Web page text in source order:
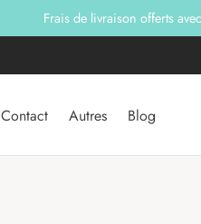
Frais de livraison offerts
Contact Autres Blog